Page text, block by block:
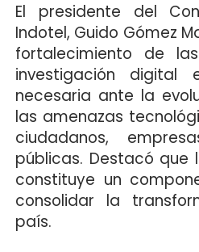
El presidente del
Indotel, Guido Gómez
fortalecimiento de
investigación digital
necesaria ante la
las amenazas
ciudadanos,
públicas. Destacó que
constituye un
consolidar la
país.